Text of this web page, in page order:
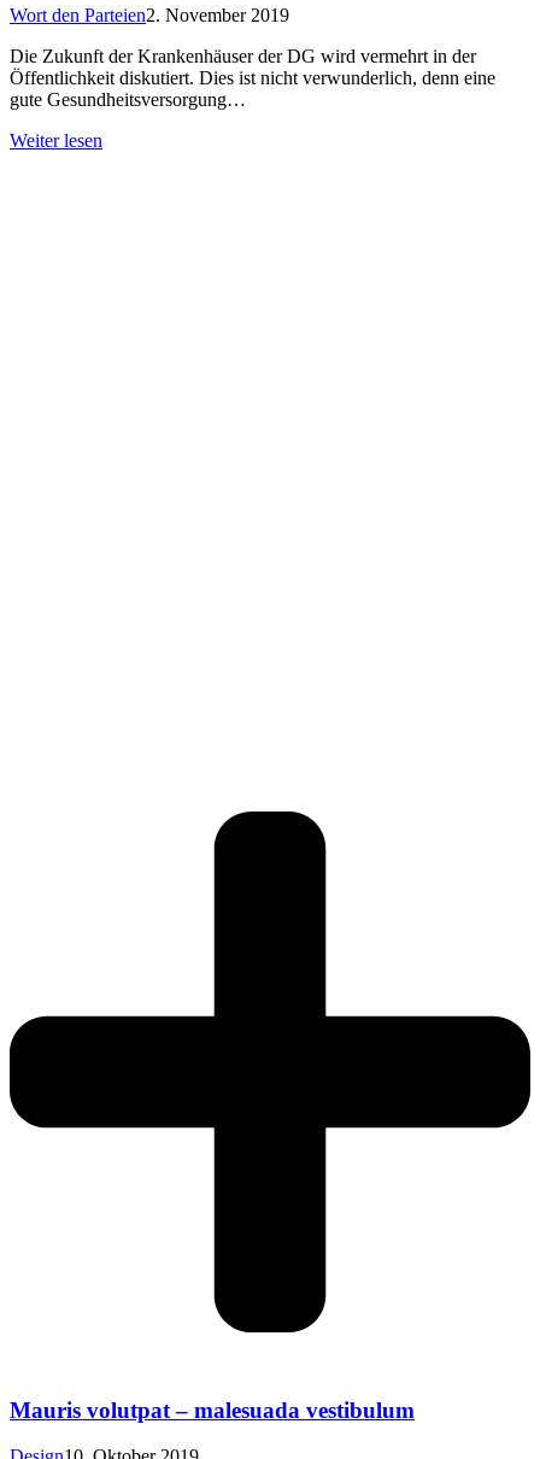
Wort den Parteien2. November 2019
Die Zukunft der Krankenhäuser der DG wird vermehrt in der
Öffentlichkeit diskutiert. Dies ist nicht verwunderlich, denn eine
gute Gesundheitsversorgung…
Weiter lesen
Mauris volutpat – malesuada vestibulum